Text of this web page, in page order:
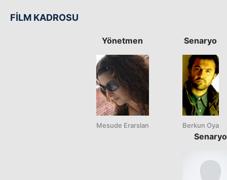
FİLM KADROSU
Yönetmen
Mesude Erarslan
Senaryo
Berkun Oya
Senaryo